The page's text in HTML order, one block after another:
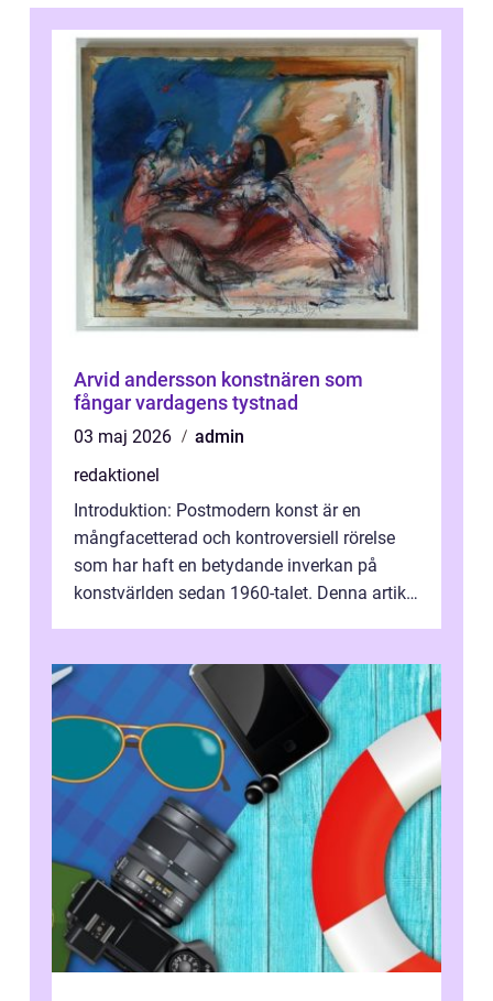
Arvid andersson konstnären som
fångar vardagens tystnad
03 maj 2026
admin
redaktionel
Introduktion: Postmodern konst är en
mångfacetterad och kontroversiell rörelse
som har haft en betydande inverkan på
konstvärlden sedan 1960-talet. Denna artikel